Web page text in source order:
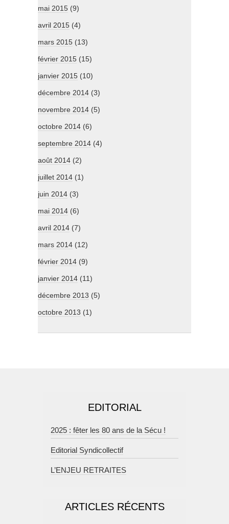
mai 2015 (9)
avril 2015 (4)
mars 2015 (13)
février 2015 (15)
janvier 2015 (10)
décembre 2014 (3)
novembre 2014 (5)
octobre 2014 (6)
septembre 2014 (4)
août 2014 (2)
juillet 2014 (1)
juin 2014 (3)
mai 2014 (6)
avril 2014 (7)
mars 2014 (12)
février 2014 (9)
janvier 2014 (11)
décembre 2013 (5)
octobre 2013 (1)
EDITORIAL
2025 : fêter les 80 ans de la Sécu !
Editorial Syndicollectif
L’ENJEU RETRAITES
ARTICLES RÉCENTS